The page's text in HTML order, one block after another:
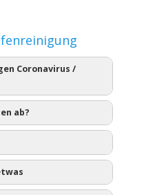
Coronavirus /
ab?